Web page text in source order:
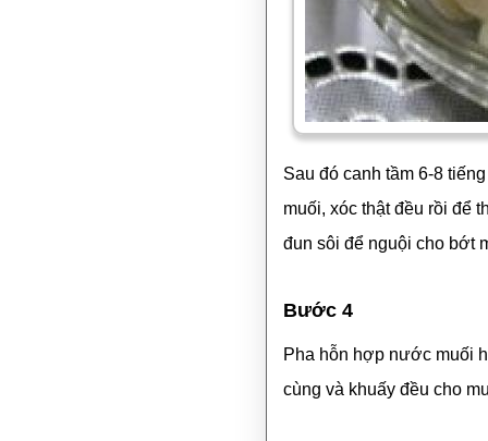
Sau đó canh tầm 6-8
muối, xóc thật đều rồi để
đun sôi để nguội cho bớt
Bước 4
Pha hỗn hợp nước muối
cùng và khuấy đều cho